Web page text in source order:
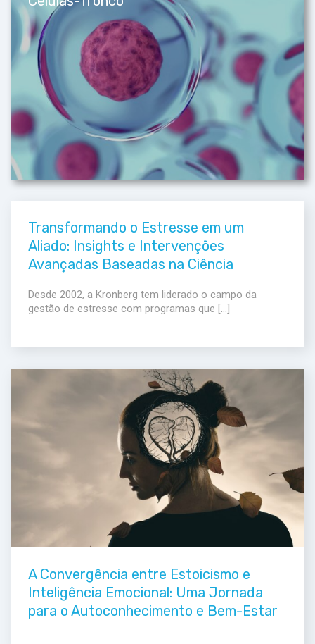
Transformando o Estresse em um
Aliado: Insights e Intervenções
Avançadas Baseadas na Ciência
Desde 2002, a Kronberg tem liderado o campo da
gestão de estresse com programas que […]
A Convergência entre Estoicismo e
Inteligência Emocional: Uma Jornada
para o Autoconhecimento e Bem-Estar